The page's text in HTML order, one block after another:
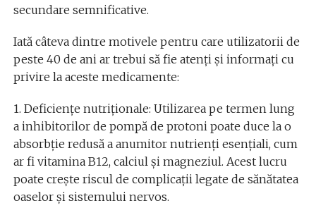
secundare semnificative.
Iată câteva dintre motivele pentru care utilizatorii de
peste 40 de ani ar trebui să fie atenți și informați cu
privire la aceste medicamente:
1. Deficiențe nutriționale: Utilizarea pe termen lung
a inhibitorilor de pompă de protoni poate duce la o
absorbție redusă a anumitor nutrienți esențiali, cum
ar fi vitamina B12, calciul și magneziul. Acest lucru
poate crește riscul de complicații legate de sănătatea
oaselor și sistemului nervos.